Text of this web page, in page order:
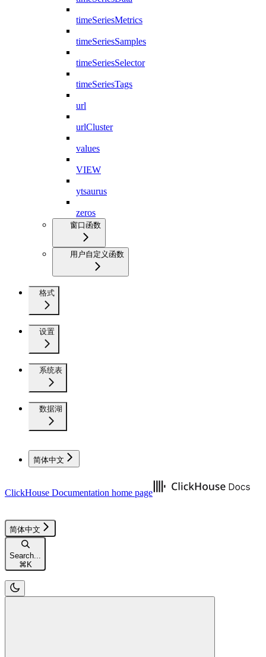
timeSeriesMetrics
timeSeriesSamples
timeSeriesSelector
timeSeriesTags
url
urlCluster
values
VIEW
ytsaurus
zeros
窗口函数
用户自定义函数
格式
设置
系统表
数据湖
简体中文
ClickHouse Documentation home page
简体中文
Search...
⌘K